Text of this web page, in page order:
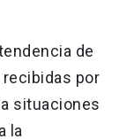
de
recibidas por
situaciones
la